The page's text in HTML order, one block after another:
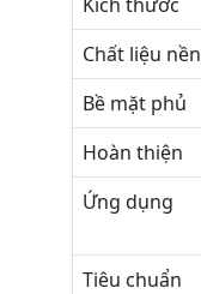
Chất liệu nền
Bề mặt phủ
Hoàn thiện
Ứng dụng
Tiêu chuẩn